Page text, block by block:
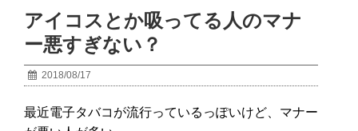
アイコスとか吸ってる人のマナ
ー悪すぎない？
2018/08/17
最近電子タバコが流行っているっぽいけど、マナー